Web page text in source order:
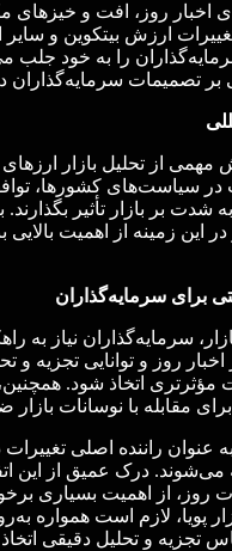
اخبار روز، افت و خیزهای
ارزش بیتکوین و سایر
را به خود جلب
بر تصمیمات سرمایه‌گذاران
مهمی از تحلیل بازار ارزهای
سیاست‌های کشورها،
بر بازار تأثیر بگذارند.
این زمینه از اهمیت بالایی
برای سرمایه‌گذاران
سرمایه‌گذاران نیاز به
روز و توانایی تجزیه و
اتخاذ شود. همچنین،
مقابله با نوسانات
عنوان راننده اصلی تغییرات
می‌شوند. درک عمیق از این
روز، از اهمیت بسیاری
پویا، لازم است همواره
تجزیه و تحلیل دقیقی اتخاذ